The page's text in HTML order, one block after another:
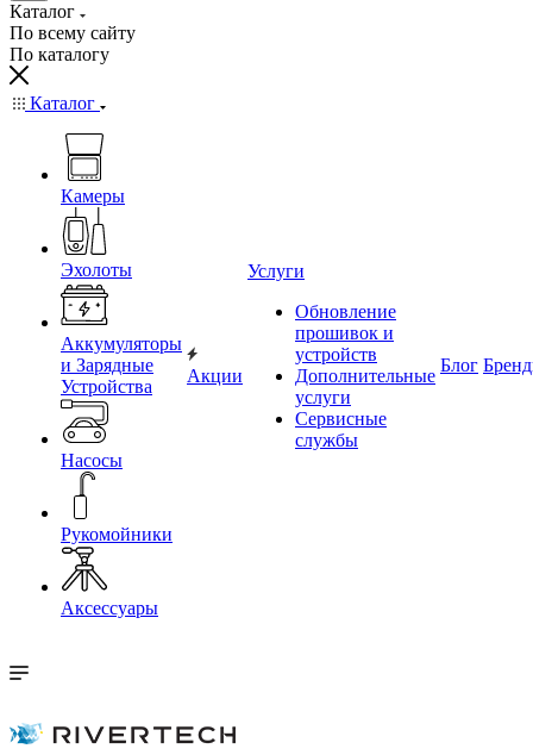
Каталог
По всему сайту
По каталогу
Каталог
Камеры
Эхолоты
Аккумуляторы
и Зарядные
Устройства
Насосы
Рукомойники
Аксессуары
Акции
Услуги
Обновление
прошивок и
устройств
Дополнительные
услуги
Сервисные
службы
Блог